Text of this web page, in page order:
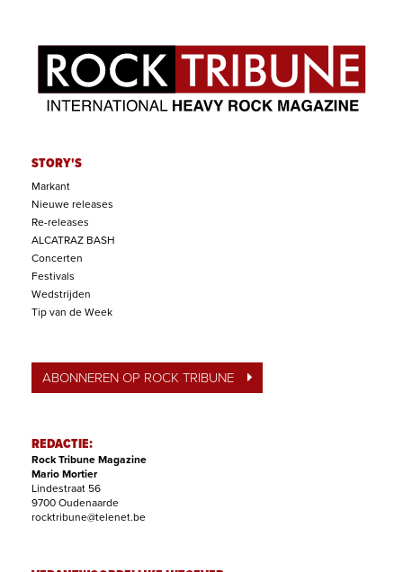
STORY'S
Markant
Nieuwe releases
Re-releases
ALCATRAZ BASH
Concerten
Festivals
Wedstrijden
Tip van de Week
ABONNEREN OP ROCK TRIBUNE
REDACTIE:
Rock Tribune Magazine
Mario Mortier
Lindestraat 56
9700 Oudenaarde
rocktribune@telenet.be